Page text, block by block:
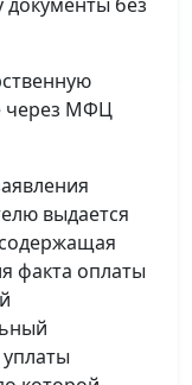
через МФЦ
выдается
факта оплаты